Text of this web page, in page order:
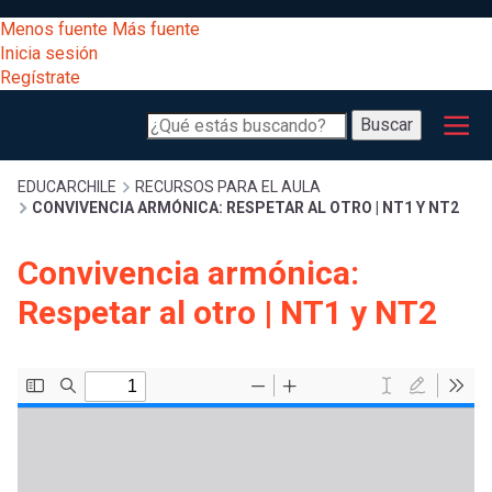
al
contenido
principal
[Educarchile
Escritorio]
Menú
entrar
a
Menos fuente Más fuente
Inicia sesión
Regístrate
Buscar
Buscar
Menú
principal
Desarrollo
Expand
Gestión
Expand
Comunidad
Expand
Expand
Sobrescribir
enlaces
de
ayuda
EDUCARCHILE
RECURSOS PARA EL AULA
CONVIVENCIA ARMÓNICA: RESPETAR AL OTRO | NT1 Y NT2
Convivencia armónica:
Respetar al otro | NT1 y NT2
registrarte.
Inicia sesión.